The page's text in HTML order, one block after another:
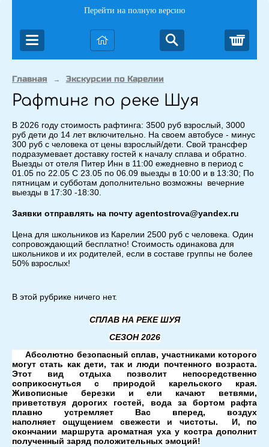
Перейти на полную версию
Главная → Экскурсии по Карелии
Рафтинг по реке Шуя
В 2026 году стоимость рафтинга: 3500 руб взрослый, 3000
руб дети до 14 лет включительно. На своем автобусе - минус
300 руб с человека от цены взрослый/дети. Свой трансфер
подразумевает доставку гостей к началу сплава и обратно.
Выезды от отеля Питер Инн в 11:00 ежедневно в период с
01.05 по 22.05 С 23.05 по 06.09 выезды в 10:00 и в 13:30; По
пятницам и субботам дополнительно возможны вечерние
выезды в 17:30 -18:30.
Заявки отправлять на почту agentostrova@yandex.ru
Цена для школьников из Карелии 2500 руб с человека. Один
сопровождающий бесплатно! Стоимость одинакова для
школьников и их родителей, если в составе группы не более
50% взрослых!
В этой рубрике ничего нет.
СПЛАВ НА РЕКЕ ШУЯ
СЕЗОН 2026
Абсолютно безопасный сплав, участниками которого
могут стать как дети, так и люди почтенного возраста.
Этот вид отдыха позволит непосредственно
соприкоснуться с природой карельского края.
Живописные березки и ели качают ветвями,
приветствуя дорогих гостей, вода за бортом рафта
плавно
устремляет Вас вперед, воздух
наполняет ощущением свежести и чистоты. И, по
окончании маршрута ароматная уха у костра дополнит
полученный заряд положительных эмоций!